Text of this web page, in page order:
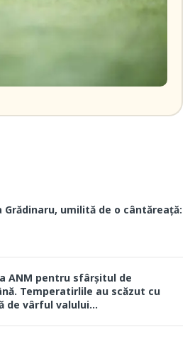
Grădinaru, umilită de o cântăreață:
ANM pentru sfârșitul de
Temperatirlile au scăzut cu
de vârful valului...